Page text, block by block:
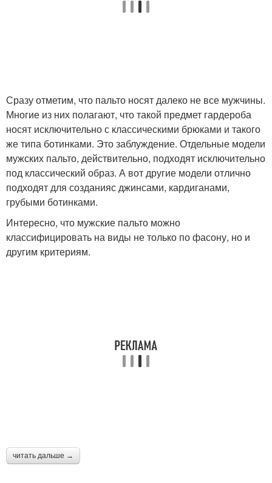
Зимний пальто
Сразу отметим, что пальто носят далеко не все мужчины.
Многие из них полагают, что такой предмет гардероба
носят исключительно с классическими брюками и такого
же типа ботинками. Это заблуждение. Отдельные модели
мужских пальто, действительно, подходят исключительно
под классический образ. А вот другие модели отлично
подходят для созданияс джинсами, кардиганами,
грубыми ботинками.
Интересно, что мужские пальто можно
классифицировать на виды не только по фасону, но и
другим критериям.
читать дальше →